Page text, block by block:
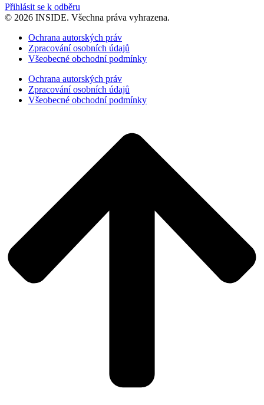
Přihlásit se k odběru
© 2026 INSIDE. Všechna práva vyhrazena.
Ochrana autorských práv
Zpracování osobních údajů
Všeobecné obchodní podmínky
Ochrana autorských práv
Zpracování osobních údajů
Všeobecné obchodní podmínky